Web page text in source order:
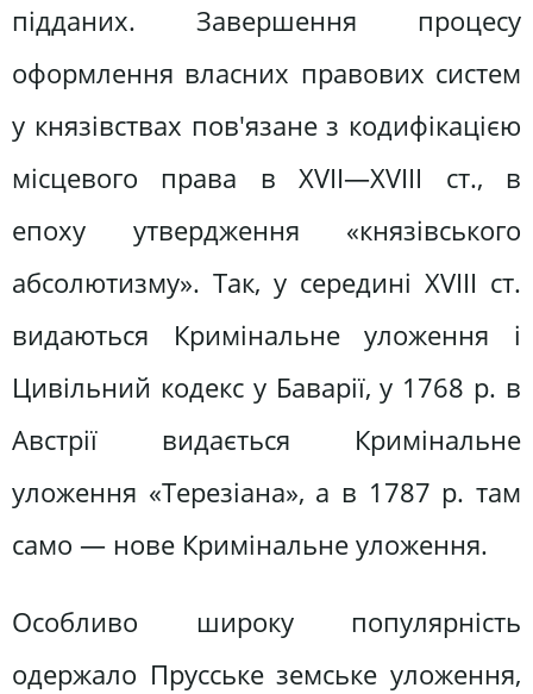
підданих. Завершення процесу
оформлення власних правових систем
у князівствах пов'язане з кодифікацією
місцевого права в XVII—XVIII ст., в
епоху утвердження «князівського
абсолютизму». Так, у середині XVIII ст.
видаються Кримінальне уложення і
Цивільний кодекс у Баварії, у 1768 р. в
Австрії видається Кримінальне
уложення «Терезіана», а в 1787 р. там
само — нове Кримінальне уложення.
Особливо широку популярність
одержало Прусське земське уложення,